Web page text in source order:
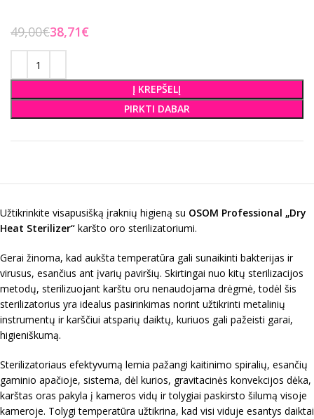
49,00€38,71€
Į KREPŠELĮ
PIRKTI DABAR
Užtikrinkite visapusišką įraknių higieną su OSOM Professional „Dry
Heat Sterilizer“ karšto oro sterilizatoriumi.
Gerai žinoma, kad aukšta temperatūra gali sunaikinti bakterijas ir
virusus, esančius ant įvarių paviršių. Skirtingai nuo kitų sterilizacijos
metodų, sterilizuojant karštu oru nenaudojama drėgmė, todėl šis
sterilizatorius yra idealus pasirinkimas norint užtikrinti metalinių
instrumentų ir karščiui atsparių daiktų, kuriuos gali pažeisti garai,
higieniškumą.
Sterilizatoriaus efektyvumą lemia pažangi kaitinimo spiralių, esančių
gaminio apačioje, sistema, dėl kurios, gravitacinės konvekcijos dėka,
karštas oras pakyla į kameros vidų ir tolygiai paskirsto šilumą visoje
kameroje. Tolygi temperatūra užtikrina, kad visi viduje esantys daiktai